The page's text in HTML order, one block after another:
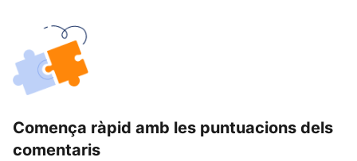
Comença ràpid amb les puntuacions dels
comentaris